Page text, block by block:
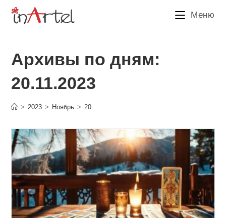
Перейти
Меню
Архивы по дням:
20.11.2023
> 2023 > Ноябрь > 20